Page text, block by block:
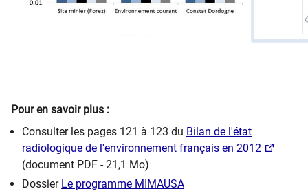
Pour en savoir plus :
Consulter les pages 121 à 123 du Bilan de l'état
radiologique de l'environnement français en 2012
(document PDF - 21,1 Mo)
Dossier Le programme MIMAUSA